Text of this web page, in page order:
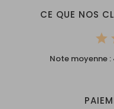
CE QUE NOS
Note moyenne :